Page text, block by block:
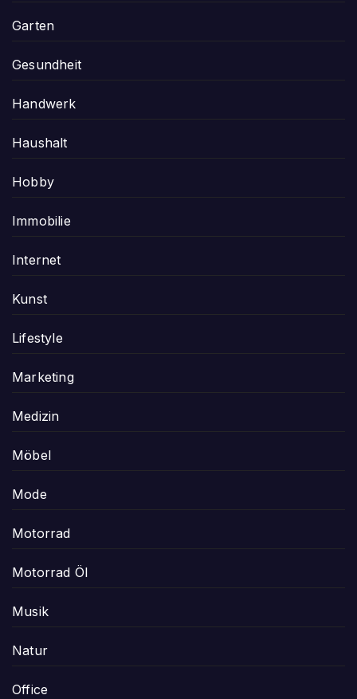
Garten
Gesundheit
Handwerk
Haushalt
Hobby
Immobilie
Internet
Kunst
Lifestyle
Marketing
Medizin
Möbel
Mode
Motorrad
Motorrad Öl
Musik
Natur
Office